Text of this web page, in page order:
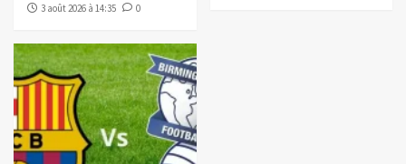
3 août 2026 à 14:35
0